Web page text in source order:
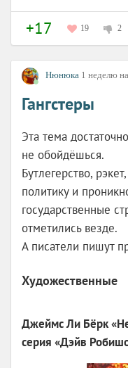
детская повесть
Маленький Анди,
долго мечтал о
его друзей, а о
можно бороздить
И вот наконец он
Анатолий Жаренов
Карлсен – такой
гроза всего
другим? Оливия
эта неожиданная
наверняка: как и
пойдет не по плану.
"Испанский
+17 19 2
Нюнюка 1 неделю
Гангстеры
Эта тема
не обойдёшься.
Бутлегерство,
политику и
государственные
отметились везде.
А писатели пишут
Художественные
Джеймс Ли Бёрк
серия «Дэйв